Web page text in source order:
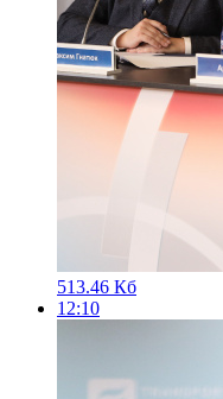
513.46 Кб
12:10